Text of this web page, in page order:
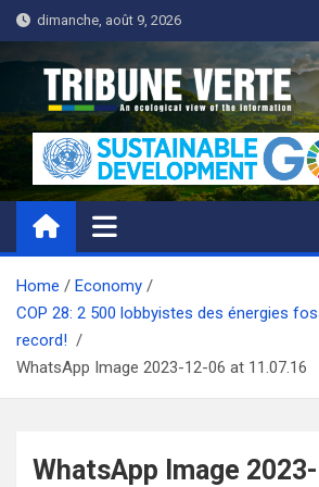
Skip
to
content
dimanche, août 9, 2026
Tribune Verte
Un regard écologique de l'information
Home
Economy
COP 28: 2 500 lobbyistes des énergies
record!
WhatsApp Image 2023-12-06 at 11.07.16
WhatsApp Image